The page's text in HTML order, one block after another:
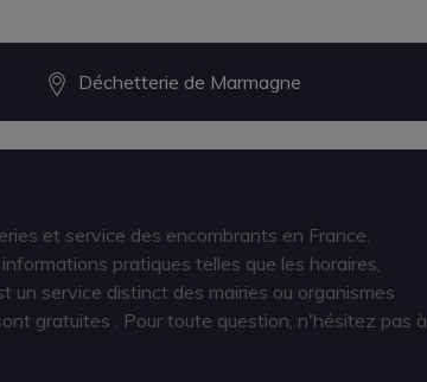
Déchetterie de Marmagne
et service des encombrants en France.
pratiques telles que les horaires,
un service distinct des mairies ou organismes
gratuites . Pour toute question, n'hésitez pas à